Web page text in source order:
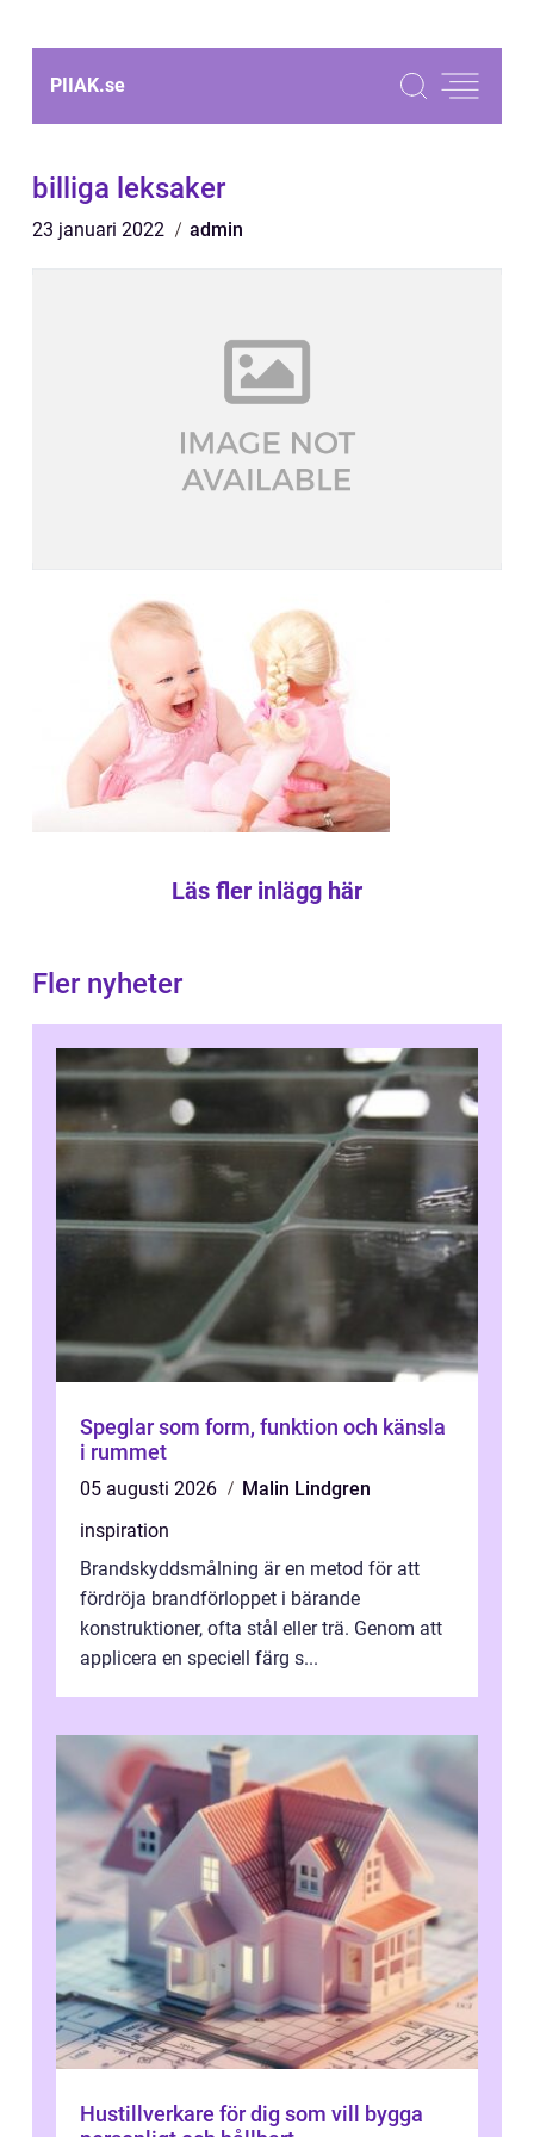
PIIAK.se
billiga leksaker
23 januari 2022 admin
Läs fler inlägg här
Fler nyheter
Speglar som form, funktion och känsla
i rummet
05 augusti 2026
Malin Lindgren
inspiration
Brandskyddsmålning är en metod för att
fördröja brandförloppet i bärande
konstruktioner, ofta stål eller trä. Genom att
applicera en speciell färg s...
Hustillverkare för dig som vill bygga